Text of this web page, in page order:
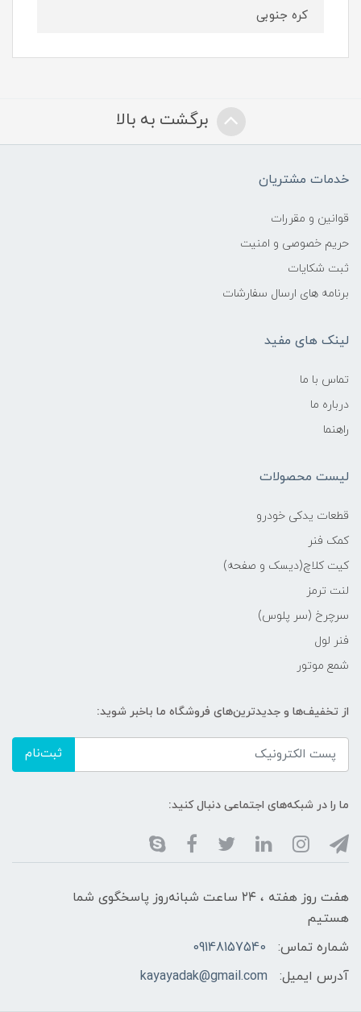
کره جنوبی
برگشت به بالا
خدمات مشتریان
قوانین و مقررات
حریم خصوصی و امنیت
ثبت شکایات
برنامه های ارسال سفارشات
لینک های مفید
تماس با ما
درباره ما
راهنما
لیست محصولات
قطعات یدکی خودرو
کمک فنر
کیت کلاچ(دیسک و صفحه)
لنت ترمز
سرچرخ (سر پلوس)
فنر لول
شمع موتور
از تخفیف‌ها و جدیدترین‌های فروشگاه ما باخبر شوید:
ثبت‌نام
ما را در شبکه‌های اجتماعی دنبال کنید:
هفت روز هفته ، ۲۴ ساعت شبانه‌روز پاسخگوی شما
هستیم
شماره تماس:
09148157540
آدرس ایمیل:
kayayadak@gmail.com